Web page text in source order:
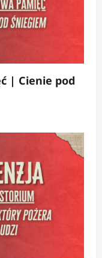
| Cienie pod